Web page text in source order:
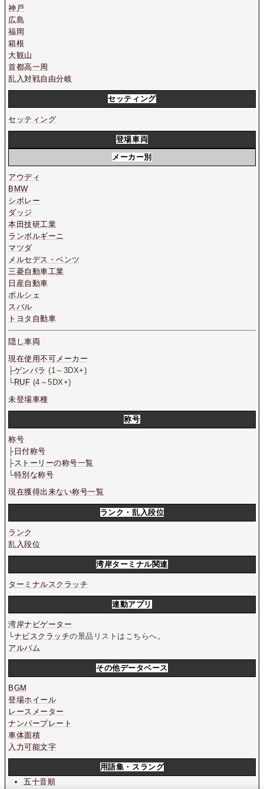
神戸
広島
福岡
箱根
大観山
首都高一周
乱入対戦自由分岐
セッティング
セッティング
登場車両
メーカー別
アウディ
BMW
シボレー
ダッジ
本田技研工業
ランボルギーニ
マツダ
メルセデス・ベンツ
三菱自動車工業
日産自動車
ポルシェ
スバル
トヨタ自動車
隠し車両
現在使用不可メーカー
├ゲンバラ (1～3DX+)
└RUF (4～5DX+)
未登場車種
称号
称号
├日付称号
├ストーリーの称号一覧
└特別な称号
現在獲得出来ない称号一覧
ランク・乱入段位
ランク
乱入段位
湾岸ターミナル関連
ターミナルスクラッチ
連動アプリ
湾岸ナビゲーター
└ナビスクラッチの景品リストはこちらへ。
アルバム
その他データベース
BGM
登場ホイール
レースメーター
ナンバープレート
車体面積
入力可能文字
用語集・スラング
五十音順